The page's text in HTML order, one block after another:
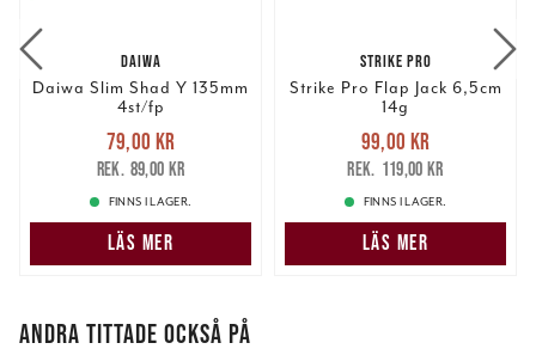
annons- och analysföretag som vi samarbetar med.
Dessa kan i sin tur kombinera informationen med annan
information som du har tillhandahållit eller som de har
samlat in när du har använt deras tjänster.
DAIWA
Daiwa Slim Shad Y 135mm
4st/fp
Nuvarande pris
79,00 krTidigare pris
89,00 kr
79,00 kr
89,00 kr
FINNS I LAGER.
LÄS MER
STRIKE PRO
Strike Pro Flap Jack 6,5cm
14g
Nuvarande pris
99,00 krTidigare pris
119,00 kr
99,00 kr
119,00 kr
FINNS I LAGER.
LÄS MER
ANDRA TITTADE OCKSÅ PÅ